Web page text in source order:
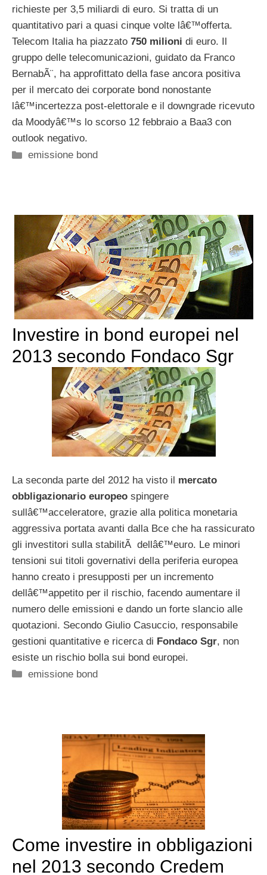
richieste per 3,5 miliardi di euro. Si tratta di un
quantitativo pari a quasi cinque volte lâ€™offerta.
Telecom Italia ha piazzato 750 milioni di euro. Il
gruppo delle telecomunicazioni, guidato da Franco
BernabÃ¨, ha approfittato della fase ancora positiva
per il mercato dei corporate bond nonostante
lâ€™incertezza post-elettorale e il downgrade ricevuto
da Moodyâ€™s lo scorso 12 febbraio a Baa3 con
outlook negativo.
Categorie
emissione bond
Investire in bond europei nel
2013 secondo Fondaco Sgr
La seconda parte del 2012 ha visto il mercato
obbligazionario europeo spingere
sullâ€™acceleratore, grazie alla politica monetaria
aggressiva portata avanti dalla Bce che ha rassicurato
gli investitori sulla stabilitÃ dellâ€™euro. Le minori
tensioni sui titoli governativi della periferia europea
hanno creato i presupposti per un incremento
dellâ€™appetito per il rischio, facendo aumentare il
numero delle emissioni e dando un forte slancio alle
quotazioni. Secondo Giulio Casuccio, responsabile
gestioni quantitative e ricerca di Fondaco Sgr, non
esiste un rischio bolla sui bond europei.
Categorie
emissione bond
Come investire in obbligazioni
nel 2013 secondo Credem